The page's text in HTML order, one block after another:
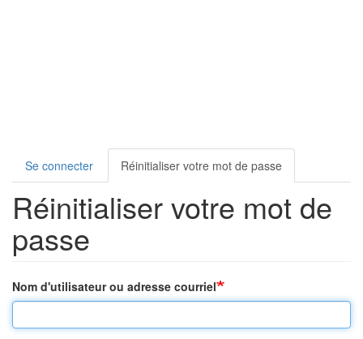
Onglets principaux
Se connecter Réinitialiser votre mot de passe
Réinitialiser votre mot de
passe
Nom d'utilisateur ou adresse courriel